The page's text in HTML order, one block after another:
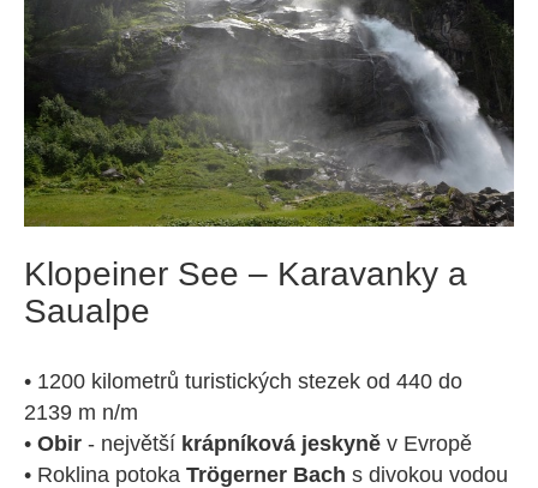
Klopeiner See – Karavanky a
Saualpe
• 1200 kilometrů turistických stezek od 440 do
2139 m n/m
• Obir - největší krápníková jeskyně v Evropě
• Roklina potoka Trögerner Bach s divokou vodou